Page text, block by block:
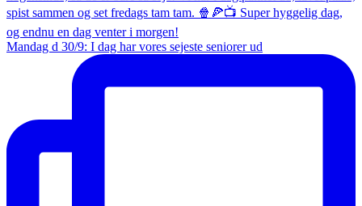
Mandag d 30/9: I dag har vores sejeste seniorer ud